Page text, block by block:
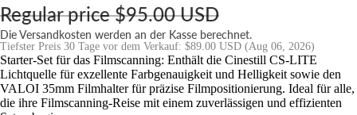
e
Regular price$95.00 USD
Die Versandkosten werden an der Kasse berechnet.
Tiefster Preis 30 Tage vor dem Verkauf: $89.00 USD (Aug 06, 2026)
Starter-Set für das Filmscanning: Enthält die Cinestill CS-LITE
Lichtquelle für exzellente Farbgenauigkeit und Helligkeit sowie den
VALOI 35mm Filmhalter für präzise Filmpositionierung. Ideal für alle,
die ihre Filmscanning-Reise mit einem zuverlässigen und effizienten